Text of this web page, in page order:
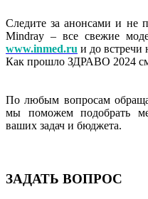
Следите за анонсами и не
Mindray – все свежие
www.inmed.ru и до
Как прошло ЗДРАВО 2024
По любым вопросам
мы поможем подобрать
ваших задач и бюджета.
ЗАДАТЬ ВОПРОС